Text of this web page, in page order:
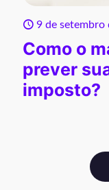
9 de setembro
Como o
prever
imposto?